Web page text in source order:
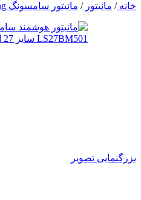
خانه/ مانیتور/ مانیتور سامسونگ Samsung
بزرگنمایی تصویر